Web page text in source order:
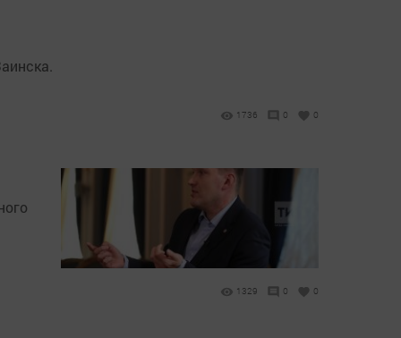
1736 0 0
1329 0 0